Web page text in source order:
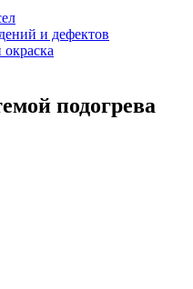
и дефектов
подогрева